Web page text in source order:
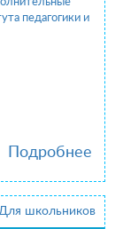
педагогики и
Подробнее
школьников